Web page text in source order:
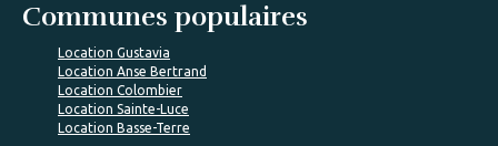
Communes populaires
Location Gustavia
Location Anse Bertrand
Location Colombier
Location Sainte-Luce
Location Basse-Terre